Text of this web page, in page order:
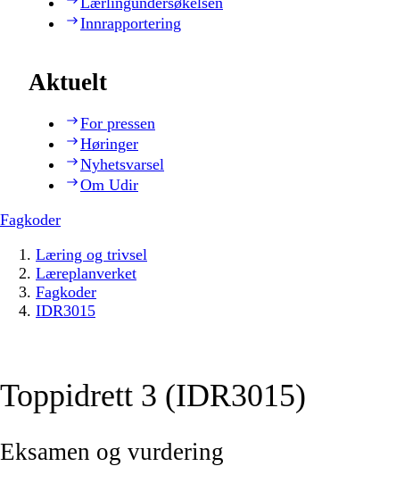
Innrapportering
Aktuelt
For pressen
Høringer
Nyhetsvarsel
Om Udir
Fagkoder
Læring og trivsel
Læreplanverket
Fagkoder
IDR3015
Toppidrett 3 (IDR3015)
Eksamen og vurdering